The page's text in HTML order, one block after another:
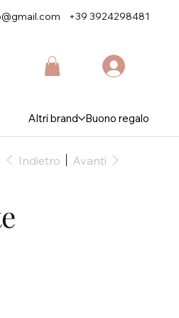
+39 3924298481
Altri brand Buono regalo
Indietro Avanti